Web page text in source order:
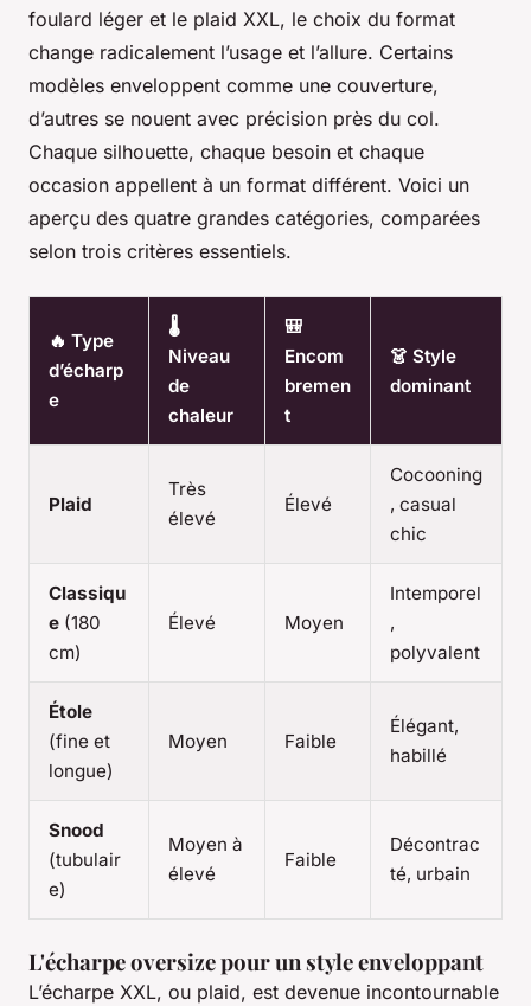
foulard léger et le plaid XXL, le choix du format
change radicalement l’usage et l’allure. Certains
modèles enveloppent comme une couverture,
d’autres se nouent avec précision près du col.
Chaque silhouette, chaque besoin et chaque
occasion appellent à un format différent. Voici un
aperçu des quatre grandes catégories, comparées
selon trois critères essentiels.
🔥 Type
d’écharp
e
🌡️
Niveau
de
chaleur
🎒
Encom
bremen
t
👗 Style
dominant
Plaid
Très
élevé
Élevé
Cocooning
, casual
chic
Classiqu
e (180
cm)
Élevé Moyen
Intemporel
,
polyvalent
Étole
(fine et
longue)
Moyen Faible
Élégant,
habillé
Snood
(tubulair
e)
Moyen à
élevé
Faible
Décontrac
té, urbain
L'écharpe oversize pour un style enveloppant
L’écharpe XXL, ou plaid, est devenue incontournable